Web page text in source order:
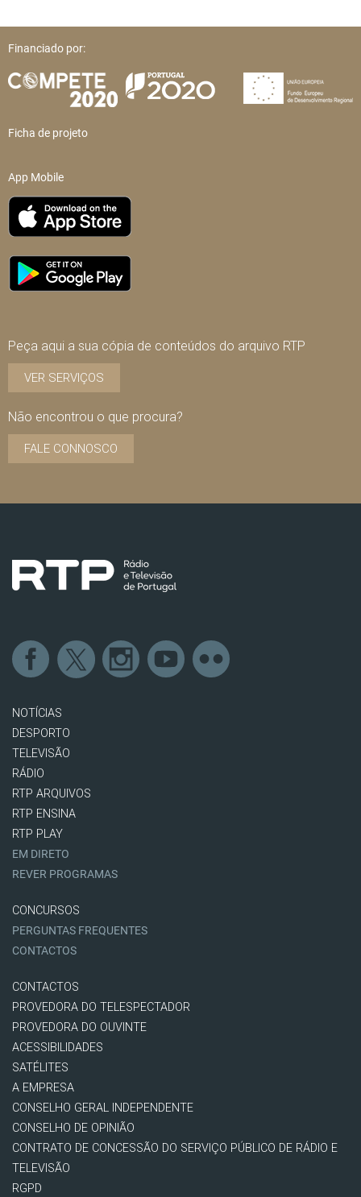
Financiado por:
Ficha de projeto
App Mobile
Peça aqui a sua cópia de conteúdos do arquivo RTP
VER SERVIÇOS
Não encontrou o que procura?
FALE CONNOSCO
NOTÍCIAS
DESPORTO
TELEVISÃO
RÁDIO
RTP ARQUIVOS
RTP ENSINA
RTP PLAY
EM DIRETO
REVER PROGRAMAS
CONCURSOS
PERGUNTAS FREQUENTES
CONTACTOS
CONTACTOS
PROVEDORA DO TELESPECTADOR
PROVEDORA DO OUVINTE
ACESSIBILIDADES
SATÉLITES
A EMPRESA
CONSELHO GERAL INDEPENDENTE
CONSELHO DE OPINIÃO
CONTRATO DE CONCESSÃO DO SERVIÇO PÚBLICO DE RÁDIO E
TELEVISÃO
RGPD